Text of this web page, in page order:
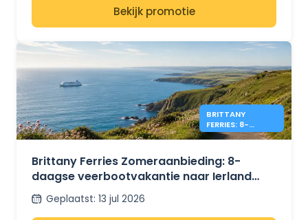
Bekijk promotie
BRITTANY
FERRIES: 8-
DAAGSE REIS
VANAF €349
Brittany Ferries Zomeraanbieding: 8-
daagse veerbootvakantie naar Ierland
vanaf €349 retour
Geplaatst: 13 jul 2026